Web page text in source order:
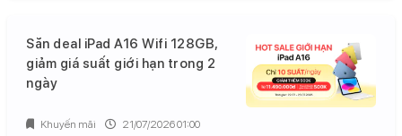
Săn deal iPad A16 Wifi 128GB,
giảm giá suất giới hạn trong 2
ngày
Khuyến mãi 21/07/2026 01:00